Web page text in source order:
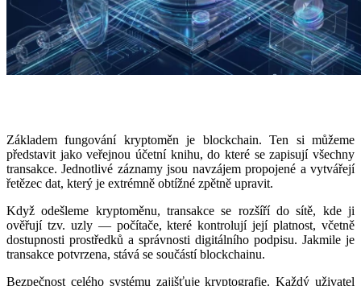
Základem fungování kryptoměn je blockchain. Ten si můžeme
představit jako veřejnou účetní knihu, do které se zapisují všechny
transakce. Jednotlivé záznamy jsou navzájem propojené a vytvářejí
řetězec dat, který je extrémně obtížné zpětně upravit.
Když odešleme kryptoměnu, transakce se rozšíří do sítě, kde ji
ověřují tzv. uzly — počítače, které kontrolují její platnost, včetně
dostupnosti prostředků a správnosti digitálního podpisu. Jakmile je
transakce potvrzena, stává se součástí blockchainu.
Bezpečnost celého systému zajišťuje kryptografie. Každý uživatel